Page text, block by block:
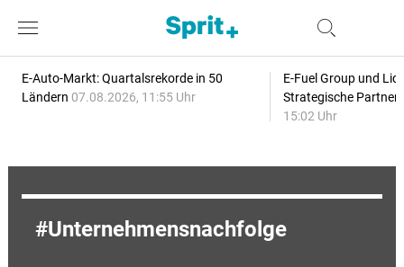
E-Auto-Markt: Quartalsrekorde in 50
Ländern 07.08.2026, 11:55 Uhr
E-Fuel Group und
Strategische
15:02 Uhr
Unternehmensnachfolge